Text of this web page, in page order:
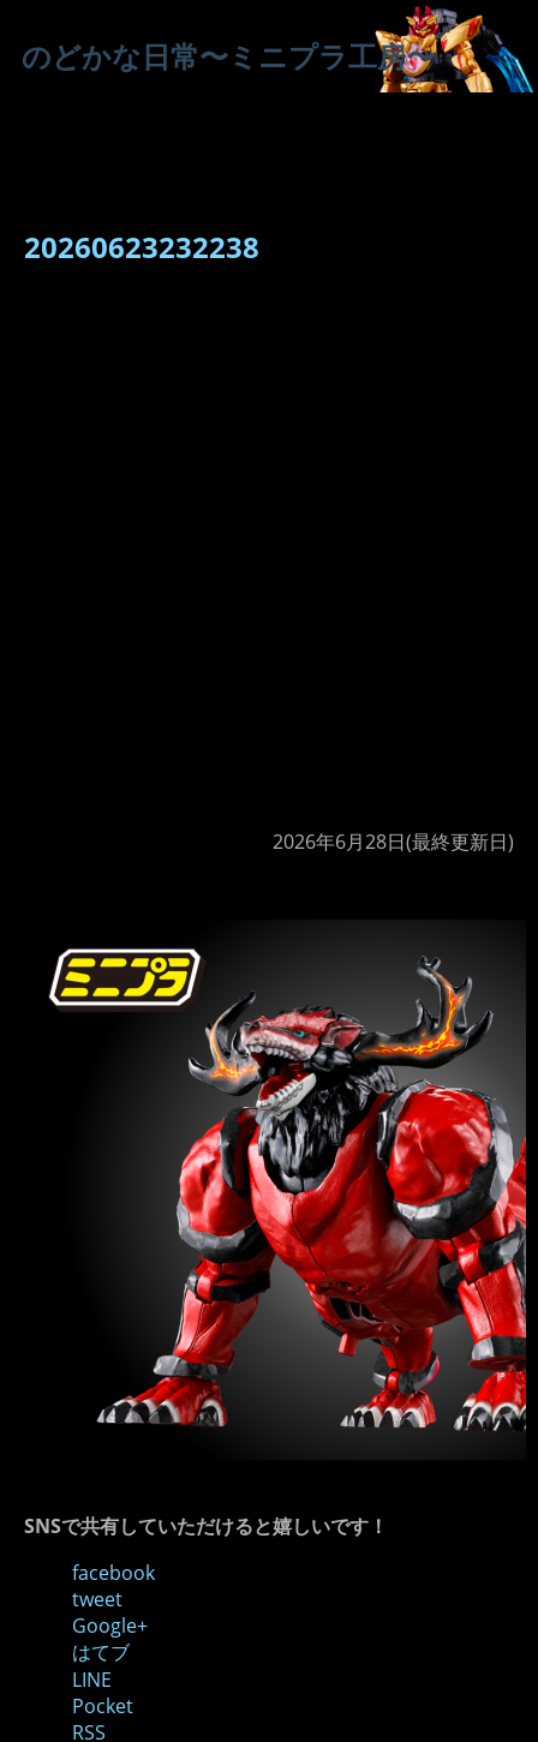
のどかな日常〜ミニプラ工房〜
20260623232238
2026年6月28日(最終更新日)
SNSで共有していただけると嬉しいです！
facebook
tweet
Google+
はてブ
LINE
Pocket
RSS